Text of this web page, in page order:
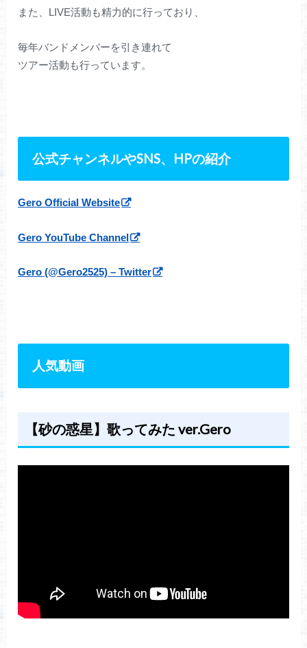
また、LIVE活動も精力的に行っており、
毎年バンドメンバーを引き連れて
ツアー活動も行っています。
公式チャンネルやSNS、 HPの紹介
Gero Official Website
Gero YouTube Channel
Gero (@Gero2525) – Twitter
人気動画
【砂の惑星】歌ってみた ver.Gero